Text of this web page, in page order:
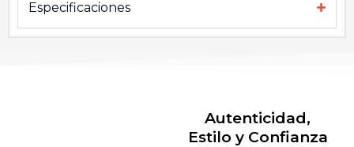
Especificaciones
Autenticidad,
Estilo y Confianza